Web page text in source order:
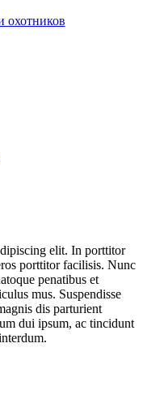
охотников
elit. In porttitor
porttitor facilisis. Nunc
penatibus et
mus. Suspendisse
dis parturient
dui ipsum, ac tincidunt